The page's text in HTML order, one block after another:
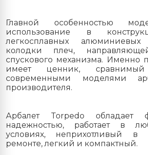
Главной особенностью
использование в
легкосплавных
колодки плеч,
спускового механизма. Именно
имеет ценник,
современными моделями
производителя.
Арбалет Torpedo обладает
надежностью, работает в
условиях, неприхотливый
ремонте, легкий и компактный.